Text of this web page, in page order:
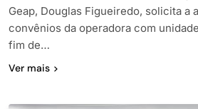
Geap, Douglas Figueiredo, solicita a
convênios da operadora com
fim de…
Ver mais